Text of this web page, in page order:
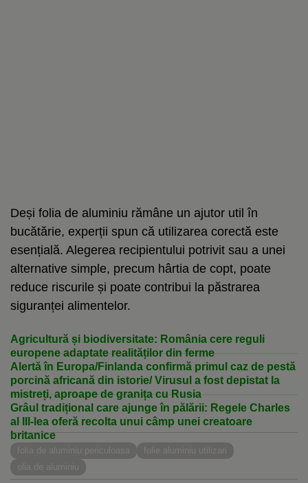
Deși folia de aluminiu rămâne un ajutor util în
bucătărie, experții spun că utilizarea corectă este
esențială. Alegerea recipientului potrivit sau a unei
alternative simple, precum hârtia de copt, poate
reduce riscurile și poate contribui la păstrarea
siguranței alimentelor.
Agricultură și biodiversitate: România cere reguli
europene adaptate realităților din ferme
Alertă în Europa/Finlanda confirmă primul caz de pestă
porcină africană din istorie/ Virusul a fost depistat la
mistreți, aproape de granița cu Rusia
Grâul tradițional care ajunge în pălării: Regele Charles
al III-lea oferă recolta unui câmp unei creatoare
britanice
folia de aluminiu periculoasa
folie aluminiu utilizari
olia de aluminiu